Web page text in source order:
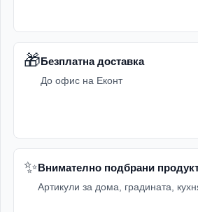
🎁Безплатна доставка
До офис на Еконт
✨Внимателно подбрани
Артикули за дома, градината,